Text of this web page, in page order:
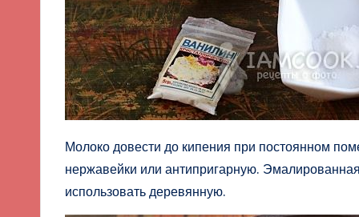
Молоко довести до кипения при постоянном
нержавейки или антипригарную.
использовать деревянную.